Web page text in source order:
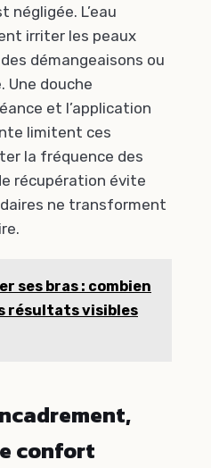
négligée. L’eau
irriter les peaux
démangeaisons ou
Une douche
et l’application
limitent ces
la fréquence des
récupération évite
ne transforment
ses bras : combien
résultats visibles
confort